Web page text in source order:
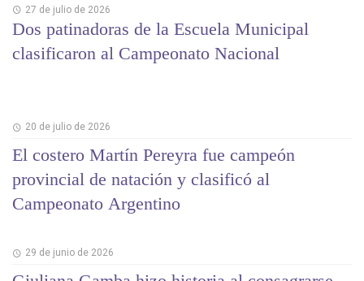
27 de julio de 2026
Dos patinadoras de la Escuela Municipal
clasificaron al Campeonato Nacional
20 de julio de 2026
El costero Martín Pereyra fue campeón
provincial de natación y clasificó al
Campeonato Argentino
29 de junio de 2026